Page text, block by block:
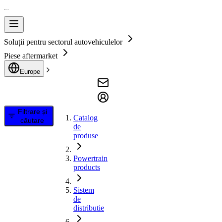
Soluții pentru sectorul autovehiculelor
Piese aftermarket
Europe
Filtrare și
căutare
Catalog
de
produse
Powertrain
products
Sistem
de
distributie